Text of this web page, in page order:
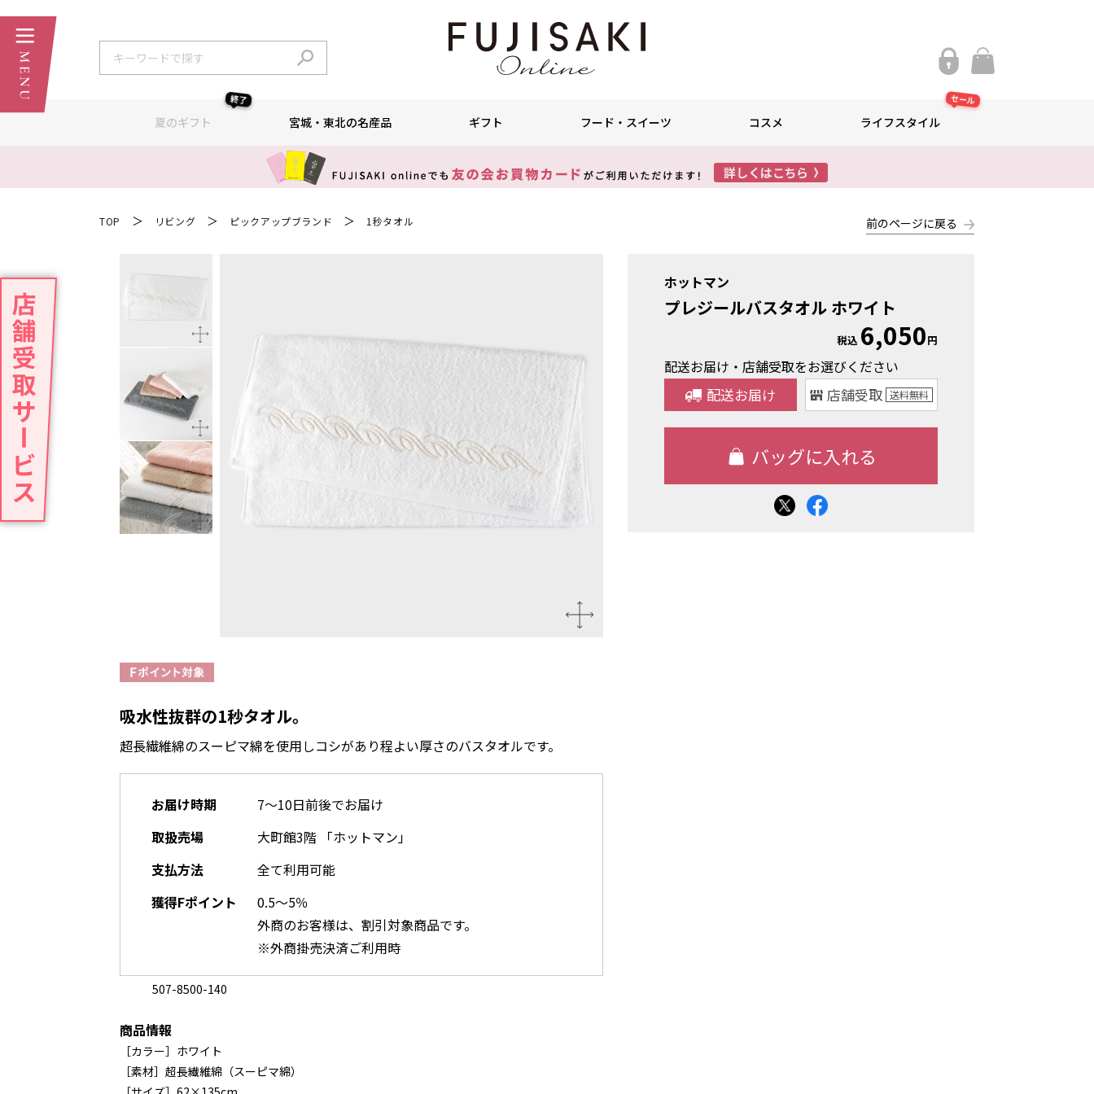
夏のギフト
終了
宮城・東北の名産品 ギフト フード・スイーツ コスメ ライフスタイル
セール
TOP ＞ リビング ＞ ピックアップブランド ＞ 1秒タオル 前のページに戻る
吸水性抜群の1秒タオル。
超長繊維綿のスーピマ綿を使用しコシがあり程よい厚さのバスタオルです。
お届け時期
7～10日前後でお届け
取扱売場
大町館3階 「ホットマン」
支払方法
全て利用可能
獲得Fポイント
0.5～5％
外商のお客様は、割引対象商品です。
※外商掛売決済ご利用時
507-8500-140
商品情報
［カラー］ホワイト
［素材］超長繊維綿（スーピマ綿）
ホットマン
プレジールバスタオル ホワイト
税込 6,050円
配送お届け・店舗受取をお選びください
配送お届け 店舗受取 送料無料